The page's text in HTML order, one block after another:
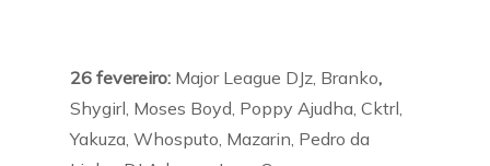
26 fevereiro: Major League DJz, Branko,
Shygirl, Moses Boyd, Poppy Ajudha, Cktrl,
Yakuza, Whosputo, Mazarin, Pedro da